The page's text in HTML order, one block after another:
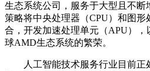
生态系统公司，服务于大型且不
策略将中央处理器（CPU）和图形
合，开发加速处理单元（APU）
球AMD生态系统的繁荣‌。
人工智能技术服务行业目前正